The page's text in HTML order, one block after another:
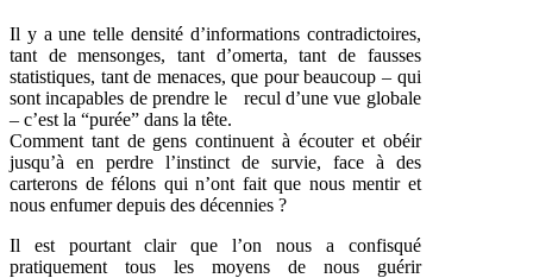
Il y a une telle densité d’informations contradictoires,
tant de mensonges, tant d’omerta, tant de fausses
statistiques, tant de menaces, que pour beaucoup – qui
sont incapables de prendre le recul d’une vue globale
– c’est la “purée” dans la tête.
Comment tant de gens continuent à écouter et obéir
jusqu’à en perdre l’instinct de survie, face à des
carterons de félons qui n’ont fait que nous mentir et
nous enfumer depuis des décennies ?
Il est pourtant clair que l’on nous a confisqué
pratiquement tous les moyens de nous guérir